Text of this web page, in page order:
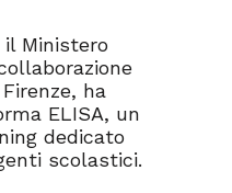
il Ministero
ha
ELISA, un
dedicato
scolastici.